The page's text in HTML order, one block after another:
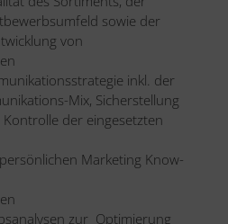
sowie der
von
inkl. der
Mix, Sicherstellung
der eingesetzten
Marketing Know-
zur Optimierung